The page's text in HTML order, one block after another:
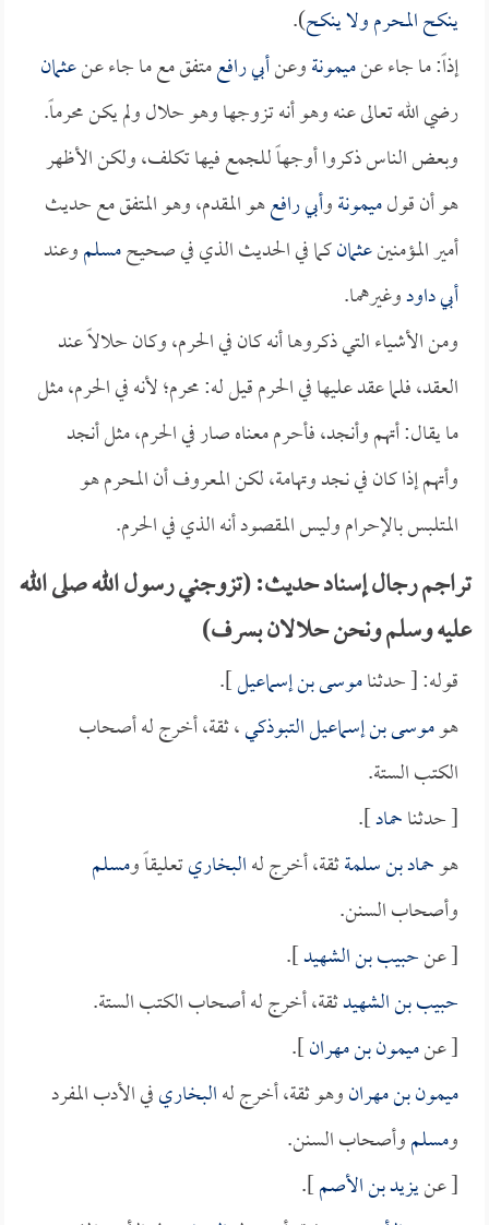
ينكح المحرم ولا ينكح).
إذاً: ما جاء عنميمونةوعنأبي رافعمتفق مع ما جاء عنعثمان
رضي الله تعالى عنه وهو أنه تزوجها وهو حلال ولم يكن محرماً.
وبعض الناس ذكروا أوجهاً للجمع فيها تكلف، ولكن الأظهر
هو أن قولميمونةوأبي رافعهو المقدم، وهو المتفق مع حديث
أمير المؤمنينعثمانكما في الحديث الذي في صحيحمسلموعند
أبي داودوغيرهما.
ومن الأشياء التي ذكروها أنه كان في الحرم، وكان حلالاً عند
العقد، فلما عقد عليها في الحرم قيل له: محرم؛ لأنه في الحرم، مثل
ما يقال: أتهم وأنجد، فأحرم معناه صار في الحرم، مثل أنجد
وأتهم إذا كان في نجد وتهامة، لكن المعروف أن المحرم هو
المتلبس بالإحرام وليس المقصود أنه الذي في الحرم.
تراجم رجال إسناد حديث: (تزوجني رسول الله صلى الله
عليه وسلم ونحن حلالان بسرف)
قوله: [ حدثناموسى بن إسماعيل].
هوموسى بن إسماعيل التبوذكي، ثقة، أخرج له أصحاب
الكتب الستة.
[ حدثناحماد].
هوحماد بن سلمةثقة، أخرج لهالبخاريتعليقاً ومسلم
وأصحاب السنن.
[ عنحبيب بن الشهيد].
حبيب بن الشهيدثقة، أخرج له أصحاب الكتب الستة.
[ عنميمون بن مهران].
ميمون بن مهرانوهو ثقة، أخرج لهالبخاريفي الأدب المفرد
ومسلموأصحاب السنن.
[ عنيزيد بن الأصم].